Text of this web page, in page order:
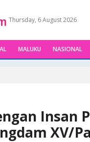
Thursday, 6 August 2026
MALUKU NASIONAL
Insan
XV/